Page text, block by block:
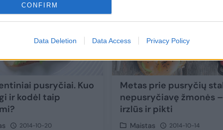
CONFIRM
Data Deletion Data Access Privacy Policy
pusryčiai. Kuo
ir kodėl taip
2014-10-20
Metas prie pusryčių
nepusryčiavę žmonės –
irzlūs ir pikti
Maistas 2014-10-14